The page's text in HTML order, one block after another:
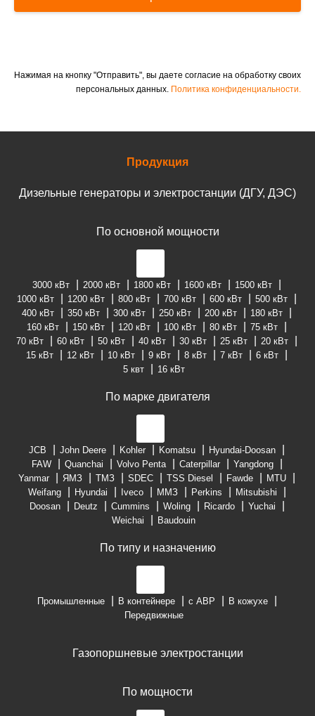
Нажимая на кнопку "Отправить", вы даете согласие на обработку своих
персональных данных. Политика конфиденциальности.
Продукция
Дизельные генераторы и электростанции (ДГУ, ДЭС)
По основной мощности
3000 кВт 2000 кВт 1800 кВт 1600 кВт
1500 кВт
1000 кВт
1200 кВт 800 кВт 700 кВт 600 кВт
500 кВт
400 кВт
350 кВт 300 кВт 250 кВт 200 кВт
180 кВт
160 кВт
150 кВт 120 кВт 100 кВт 80 кВт
75 кВт
70 кВт
60 кВт 50 кВт 40 кВт 30 кВт 25 кВт
20 кВт
15 кВт
12 кВт 10 кВт 9 кВт 8 кВт 7 кВт
6 кВт
5 квт
16 кВт
По марке двигателя
JCB John Deere Kohler Komatsu
Hyundai-Doosan
FAW
Quanchai Volvo Penta Caterpillar
Yangdong
Yanmar
ЯМЗ ТМЗ SDEC TSS Diesel Fawde
MTU
Weifang
Hyundai Iveco ММЗ Perkins
Mitsubishi
Doosan
Deutz Cummins Woling Ricardo
Yuchai
Weichai
Baudouin
По типу и назначению
Промышленные В контейнере с АВР
В кожухе
Передвижные
Газопоршневые электростанции
По мощности